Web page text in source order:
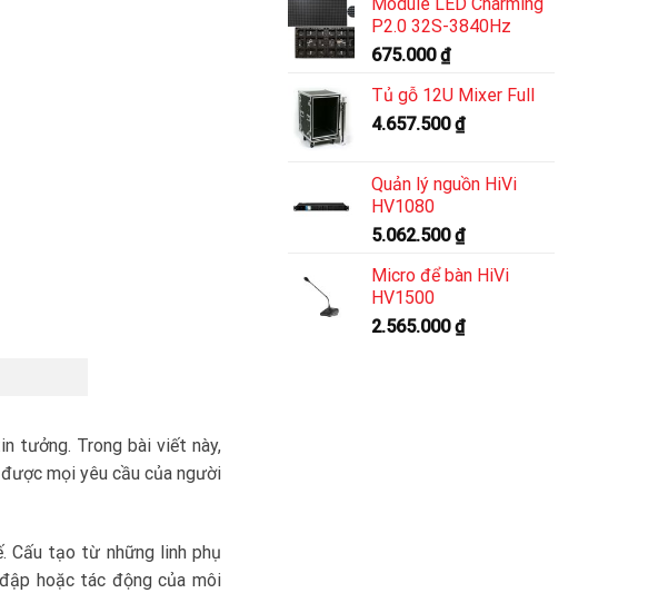
tưởng. Trong bài viết này,
mọi yêu cầu của người
Cấu tạo từ những linh phụ
hoặc tác động của môi
P2.0 32S-3840Hz
675.000₫
Tủ gỗ 12U Mixer Full
4.657.500₫
Quản lý nguồn HiVi
HV1080
5.062.500₫
Micro để bàn HiVi
HV1500
2.565.000₫